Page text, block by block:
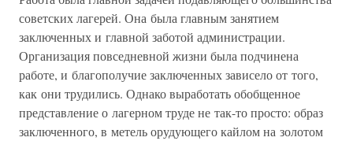
советских лагерей. Она была главным занятием
заключенных и главной заботой администрации.
Организация повседневной жизни была подчинена
работе, и благополучие заключенных зависело от того,
как они трудились. Однако выработать обобщенное
представление о лагерном труде не так-то просто: образ
заключенного, в метель орудующего кайлом на золотом